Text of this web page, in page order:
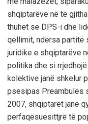
shqiptarëve në të gjitha
thuhet se DPS-i dhe
qëllimit, ndërsa partitë
juridike e shqiptarëve
politika dhe si rrjedhojë
kolektive janë shkelur
psesipas Preambulës
2007, shqiptarët janë
përfaqësuesittjrë të